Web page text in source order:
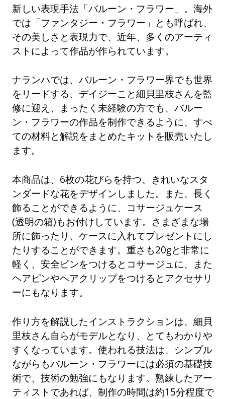
新しい表現手法「バルーン・フラワー」。海外
では「ファンタジー・フラワー」とも呼ばれ、
その美しさと表現力で、近年、多くのアーティ
ストによって作品が作られています。
ナランハでは、バルーン・フラワー界でも世界
をリードする、デイジーこと細貝里枝さんを監
修に迎え、まったく未経験の方でも、バルー
ン・フラワーの作品を制作できるように、すべ
ての材料と解説をまとめたキットを販売いたし
ます。
本商品は、6枚の花びらを持つ、きれいなスタ
ンダードな花をデザインしました。また、長く
飾ることができるように、コサージュケース
(透明の箱)もお付けしています。さまざまな場
所に飾ったり、ケースに入れてプレゼントにし
たりすることができます。重さも20gと非常に
軽く、安全ピンをつけるとコサージュに、また
ヘアピンやヘアクリップをつけるとアクセサリ
ーにもなります。
作り方を解説したインストラクションは、細貝
里枝さん自らがモデルとなり、とてもわかりや
すくなっています。使われる技法は、シンプル
ながらもバルーン・フラワーには必須の基礎技
術で、技術の勉強にもなります。熟練したアー
ティストであれば、制作の時間は約15分程度で